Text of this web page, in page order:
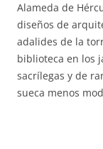
Alameda de
diseños de
adalides de la
biblioteca en los
sacrílegas y de
sueca menos